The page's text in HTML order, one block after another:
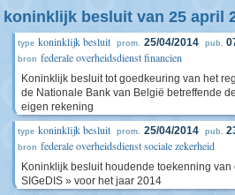
koninklijk besluit van 25 april
type koninklijk besluit prom. 25/04/2014 pub.
bron federale overheidsdienst financien
Koninklijk besluit tot goedkeuring van het
de Nationale Bank van België betreffende
eigen rekening
type koninklijk besluit prom. 25/04/2014 pub.
bron federale overheidsdienst sociale zekerheid
Koninklijk besluit houdende toekenning van
SIGeDIS » voor het jaar 2014